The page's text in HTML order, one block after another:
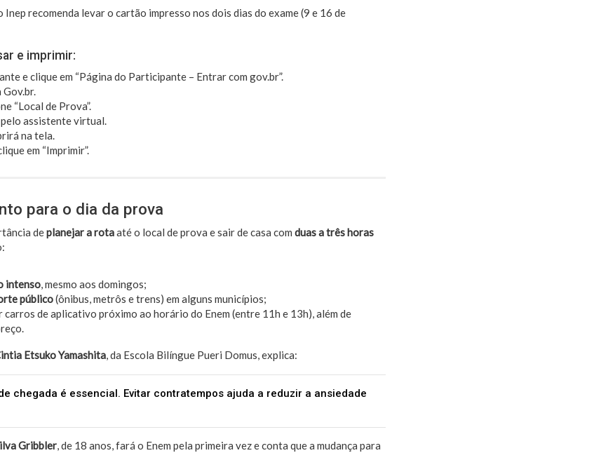
recomenda levar o cartão impresso nos dois dias do exame (9 e 16 de
e imprimir:
e clique em “Página do Participante – Entrar com gov.br”.
Gov.br.
“Local de Prova”.
assistente virtual.
na tela.
em “Imprimir”.
para o dia da prova
deplanejar a rotaaté o local de prova e sair de casa com duas a três horas
intenso, mesmo aos domingos;
público(ônibus, metrôs e trens) em alguns municípios;
de aplicativo próximo ao horário do Enem (entre 11h e 13h), além de
Etsuko Yamashita, da Escola Bilíngue Pueri Domus, explica:
chegada é essencial. Evitar contratempos ajuda a reduzir a ansiedade
Gribbler, de 18 anos, fará o Enem pela primeira vez e conta que a mudança para